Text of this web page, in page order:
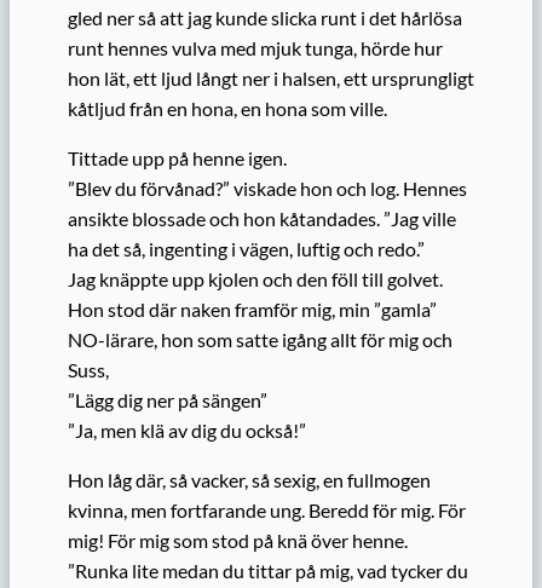
gled ner så att jag kunde slicka runt i det hårlösa
runt hennes vulva med mjuk tunga, hörde hur
hon lät, ett ljud långt ner i halsen, ett ursprungligt
kåtljud från en hona, en hona som ville.
Tittade upp på henne igen.
”Blev du förvånad?” viskade hon och log. Hennes
ansikte blossade och hon kåtandades. ”Jag ville
ha det så, ingenting i vägen, luftig och redo.”
Jag knäppte upp kjolen och den föll till golvet.
Hon stod där naken framför mig, min ”gamla”
NO-lärare, hon som satte igång allt för mig och
Suss,
”Lägg dig ner på sängen”
”Ja, men klä av dig du också!”
Hon låg där, så vacker, så sexig, en fullmogen
kvinna, men fortfarande ung. Beredd för mig. För
mig! För mig som stod på knä över henne.
”Runka lite medan du tittar på mig, vad tycker du